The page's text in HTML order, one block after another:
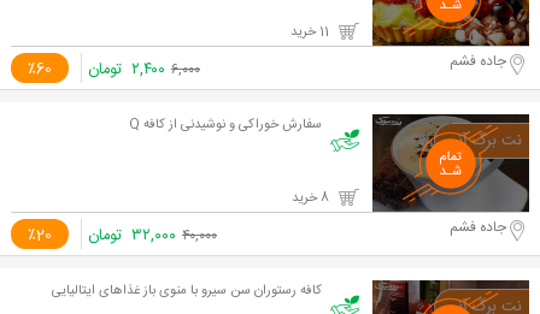
٪60 جاده فشم ۶,۰۰۰ ۲,۴۰۰ تومان
سفارش خوراکی و نوشیدنی از کافه Q
٪20 جاده فشم ۴۰,۰۰۰ ۳۲,۰۰۰ تومان
کافه رستوران سن سیرو با منوی باز غذاهای ایتالیایی